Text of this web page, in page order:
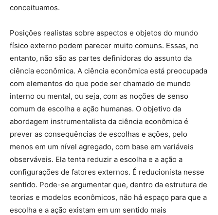
conceituamos.
Posições realistas sobre aspectos e objetos do mundo
físico externo podem parecer muito comuns. Essas, no
entanto, não são as partes definidoras do assunto da
ciência econômica. A ciência econômica está preocupada
com elementos do que pode ser chamado de mundo
interno ou mental, ou seja, com as noções de senso
comum de escolha e ação humanas. O objetivo da
abordagem instrumentalista da ciência econômica é
prever as consequências de escolhas e ações, pelo
menos em um nível agregado, com base em variáveis
observáveis. Ela tenta reduzir a escolha e a ação a
configurações de fatores externos. É reducionista nesse
sentido. Pode-se argumentar que, dentro da estrutura de
teorias e modelos econômicos, não há espaço para que a
escolha e a ação existam em um sentido mais